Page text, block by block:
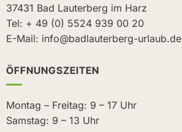
37431 Bad Lauterberg im Harz
Tel: + 49 (0) 5524 939 00 20
E-Mail: info@badlauterberg-urlaub.de
ÖFFNUNGSZEITEN
Montag – Freitag: 9 – 17 Uhr
Samstag: 9 – 13 Uhr